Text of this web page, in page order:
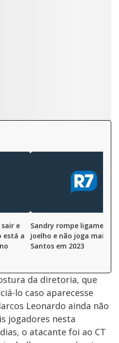
e
está a
Sandry rompe ligamento
joelho e não joga mais
Santos em 2023
da diretoria, que
lo caso aparecesse
Leonardo ainda não
jogadores nesta
o atacante foi ao CT